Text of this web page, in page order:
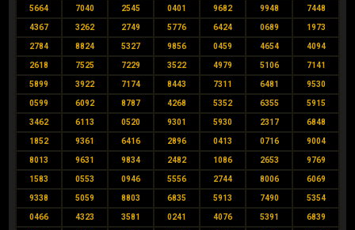
5664 7040 2545 0401 9682 9948 7448
4367 3262 2749 5776 6424 0689 1973
2784 8824 5327 9856 0459 4654 4094
2618 7525 7229 3522 4979 5106 7141
5899 3922 7174 8443 7311 6481 9530
0599 6092 8787 4268 5352 6355 5915
3462 6113 0520 9301 5930 2317 6848
1852 9361 6416 2896 0413 0716 9004
8013 9631 9834 2482 1086 2653 9769
1583 0553 0946 5556 2744 8006 6069
9338 5059 8803 6835 5913 7490 5354
0466 4323 3581 0241 4076 5391 6839